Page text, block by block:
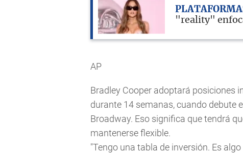
"reality"
AP
Bradley Cooper adoptará posiciones
durante 14 semanas, cuando debute
Broadway. Eso significa que tendrá
mantenerse flexible.
"Tengo una tabla de inversión. Es